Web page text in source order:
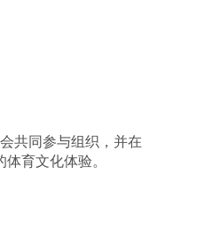
共同参与组织，并在
育文化体验。